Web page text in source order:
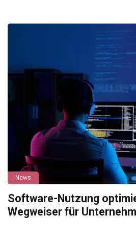
News
Software-Nutzung
Wegweiser für